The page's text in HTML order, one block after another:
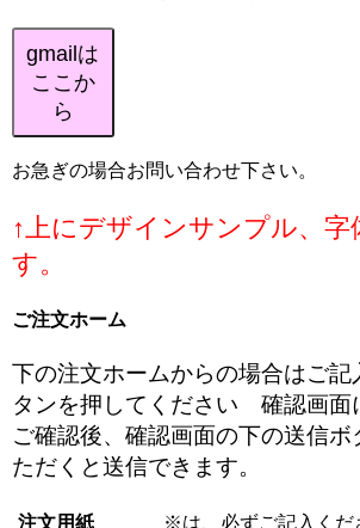
gmailは
ここか
ら
お急ぎの場合お問い合わせ下さい。
↑上にデザインサンプル、字
す。
ご注文ホーム
下の注文ホームからの場合はご記
タンを押してください 確認画面
ご確認後、確認画面の下の送信ボ
ただくと送信できます。
注文用紙
※は、必ずご記入くだ